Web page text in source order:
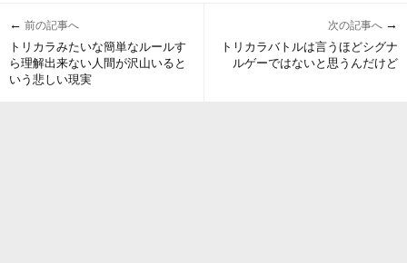
← 前の記事へ
トリカラみたいな簡単なルールす
ら理解出来ない人間が沢山いると
いう悲しい現実
次の記事へ →
トリカラバトルは言うほどシグナ
ルゲーではないと思うんだけど